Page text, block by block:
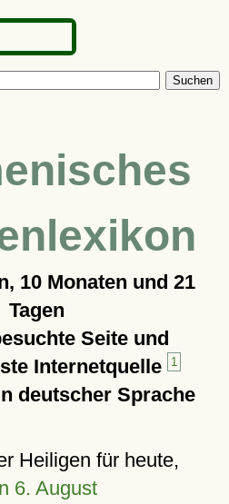
Suchen
10 Monaten und 21
Tagen
Seite und
Internetquelle
1
deutscher Sprache
Heiligen für heute,
6. August